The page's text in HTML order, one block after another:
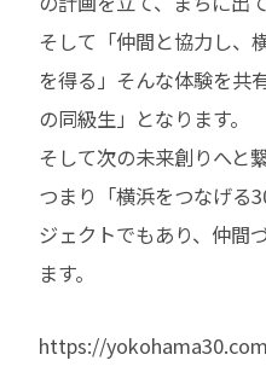
そして「仲間と協力し、
を得る」そんな体験を共
の同級生」となります。
そして次の未来創りへと
つまり「横浜をつなげる
ジェクトでもあり、仲間
ます。
https://